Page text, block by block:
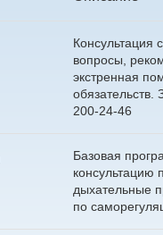
Консультация
вопросы,
экстренная
200-24-46
Базовая
консультацию
дыхательные
по